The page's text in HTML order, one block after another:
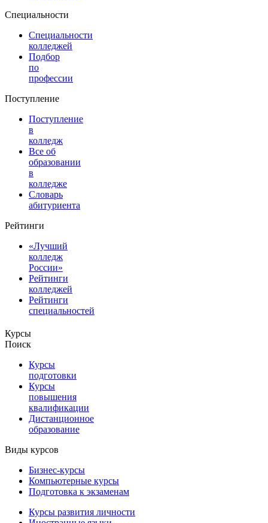
Специальности
Специальности
колледжей
Подбор
по
профессии
Поступление
Поступление
в
колледж
Все об
образовании
в
колледже
Словарь
абитуриента
Рейтинги
«Лучший
колледж
России»
Рейтинги
колледжей
Рейтинги
специальностей
Курсы
Поиск
Курсы
подготовки
Курсы
повышения
квалификации
Дистанционное
образование
Виды курсов
Бизнес-курсы
Компьютерные курсы
Подготовка к экзаменам
Курсы развития личности